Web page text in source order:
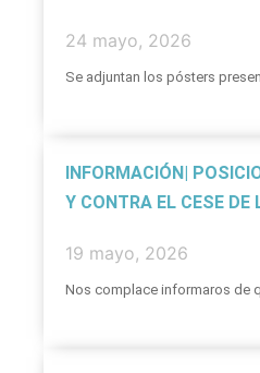
24 mayo, 2026
Se adjuntan los pósters
INFORMACIÓN|
Y CONTRA EL CESE DE
19 mayo, 2026
Nos complace informaros de